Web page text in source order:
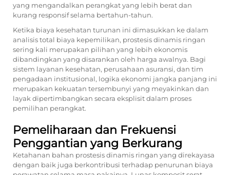
yang mengandalkan perangkat yang lebih berat dan
kurang responsif selama bertahun-tahun.
Ketika biaya kesehatan turunan ini dimasukkan ke dalam
analisis total biaya kepemilikan, prostesis dinamis ringan
sering kali merupakan pilihan yang lebih ekonomis
dibandingkan yang disarankan oleh harga awalnya. Bagi
sistem layanan kesehatan, perusahaan asuransi, dan tim
pengadaan institusional, logika ekonomi jangka panjang ini
merupakan kekuatan tersembunyi yang meyakinkan dan
layak dipertimbangkan secara eksplisit dalam proses
pemilihan perangkat.
Pemeliharaan dan Frekuensi
Penggantian yang Berkurang
Ketahanan bahan prostesis dinamis ringan yang direkayasa
dengan baik juga berkontribusi terhadap penurunan biaya